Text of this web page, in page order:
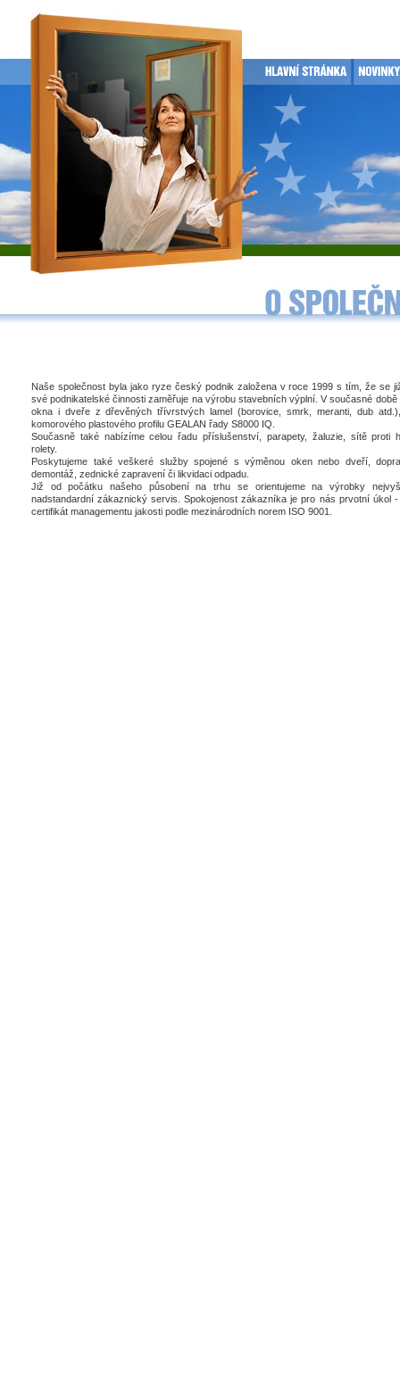
Naše společnost byla jako ryze český podnik založena v roce 1999 s tím, že se
své podnikatelské činnosti zaměřuje na výrobu stavebních výplní. V současné
okna i dveře z dřevěných třívrstvých lamel (borovice, smrk, meranti, dub
komorového plastového profilu GEALAN řady S8000 IQ.
Současně také nabízíme celou řadu příslušenství, parapety, žaluzie, sítě proti
rolety.
Poskytujeme také veškeré služby spojené s výměnou oken nebo dveří,
demontáž, zednické zapravení či likvidaci odpadu.
Již od počátku našeho působení na trhu se orientujeme na výrobky
nadstandardní zákaznický servis. Spokojenost zákazníka je pro nás prvotní úkol
certifikát managementu jakosti podle mezinárodních norem ISO 9001.